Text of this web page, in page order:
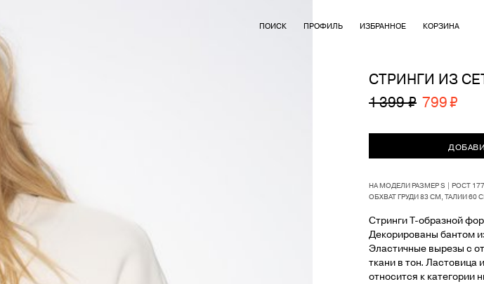
ПОИСК ПРОФИЛЬ ИЗБРАННОЕ КОРЗИНА
СТРИНГИ ИЗ
1 399 ₽ 799 ₽
НА МОДЕЛИ РАЗМЕР S | РОСТ
ОБХВАТ ГРУДИ 83 СМ, ТАЛИИ 60
Стринги Т-образной
Декорированы бантом
Эластичные вырезы с
ткани в тон. Ластовица
относится к категории